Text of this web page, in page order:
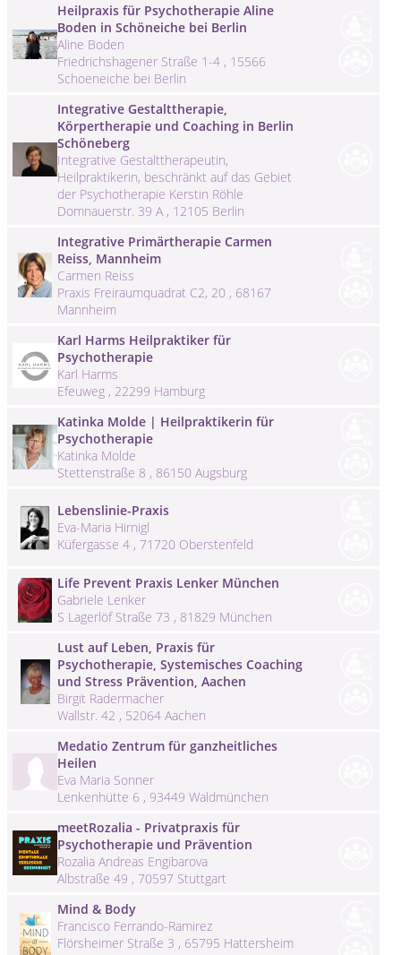
Heilpraxis für Psychotherapie Aline
Boden in Schöneiche bei Berlin
Aline Boden
Friedrichshagener Straße 1-4 , 15566
Schoeneiche bei Berlin
Integrative Gestalttherapie,
Körpertherapie und Coaching in Berlin
Schöneberg
Integrative Gestalttherapeutin,
Heilpraktikerin, beschränkt auf das Gebiet
der Psychotherapie Kerstin Röhle
Domnauerstr. 39 A , 12105 Berlin
Integrative Primärtherapie Carmen
Reiss, Mannheim
Carmen Reiss
Praxis Freiraumquadrat C2, 20 , 68167
Mannheim
Karl Harms Heilpraktiker für
Psychotherapie
Karl Harms
Efeuweg , 22299 Hamburg
Katinka Molde | Heilpraktikerin für
Psychotherapie
Katinka Molde
Stettenstraße 8 , 86150 Augsburg
Lebenslinie-Praxis
Eva-Maria Hirnigl
Küfergasse 4 , 71720 Oberstenfeld
Life Prevent Praxis Lenker München
Gabriele Lenker
S Lagerlöf Straße 73 , 81829 München
Lust auf Leben, Praxis für
Psychotherapie, Systemisches Coaching
und Stress Prävention, Aachen
Birgit Radermacher
Wallstr. 42 , 52064 Aachen
Medatio Zentrum für ganzheitliches
Heilen
Eva Maria Sonner
Lenkenhütte 6 , 93449 Waldmünchen
meetRozalia - Privatpraxis für
Psychotherapie und Prävention
Rozalia Andreas Engibarova
Albstraße 49 , 70597 Stuttgart
Mind & Body
Francisco Ferrando-Ramirez
Flörsheimer Straße 3 , 65795 Hattersheim